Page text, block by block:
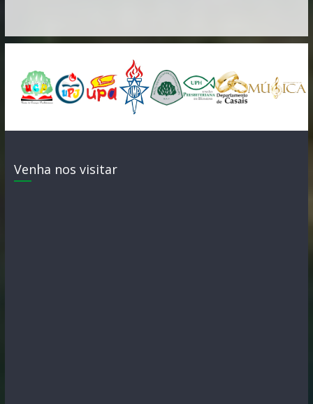
Venha nos visitar